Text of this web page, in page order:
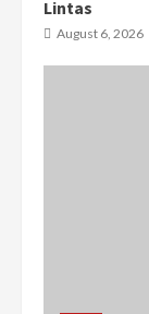
Lintas
August 6, 2026